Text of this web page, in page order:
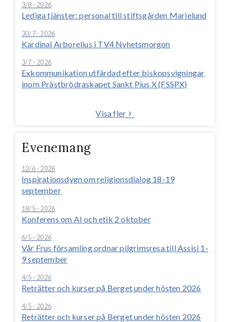
3/8 - 2026
Lediga tjänster: personal till stiftsgården Marielund
30/7 - 2026
Kardinal Arborelius i TV4 Nyhetsmorgon
3/7 - 2026
Exkommunikation utfärdad efter biskopsvigningar
inom Prästbrödraskapet Sankt Pius X (FSSPX)
Visa fler
Evenemang
12/6 - 2026
Inspirationsdygn om religionsdialog 18-19
september
18/5 - 2026
Konferens om AI och etik 2 oktober
6/5 - 2026
Vår Frus församling ordnar pilgrimsresa till Assisi 1-
9 september
4/5 - 2026
Reträtter och kurser på Berget under hösten 2026
4/5 - 2026
Reträtter och kurser på Berget under hösten 2026